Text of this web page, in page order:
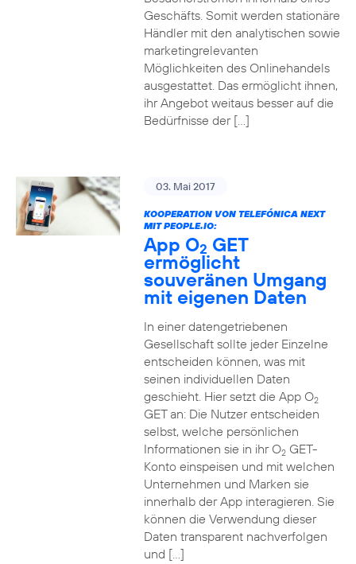
Geschäfts. Somit werden stationäre
Händler mit den analytischen sowie
marketingrelevanten
Möglichkeiten des Onlinehandels
ausgestattet. Das ermöglicht ihnen,
ihr Angebot weitaus besser auf die
Bedürfnisse der […]
03. Mai 2017
KOOPERATION VON TELEFÓNICA NEXT
MIT PEOPLE.IO:
App O2 GET
ermöglicht
souveränen Umgang
mit eigenen Daten
In einer datengetriebenen
Gesellschaft sollte jeder Einzelne
entscheiden können, was mit
seinen individuellen Daten
geschieht. Hier setzt die App O2
GET an: Die Nutzer entscheiden
selbst, welche persönlichen
Informationen sie in ihr O2GET-
Konto einspeisen und mit welchen
Unternehmen und Marken sie
innerhalb der App interagieren. Sie
können die Verwendung dieser
Daten transparent nachverfolgen
und […]